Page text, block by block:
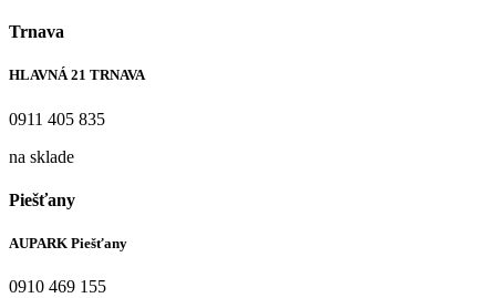
Trnava
HLAVNÁ 21 TRNAVA
0911 405 835
na sklade
Piešťany
AUPARK Piešťany
0910 469 155